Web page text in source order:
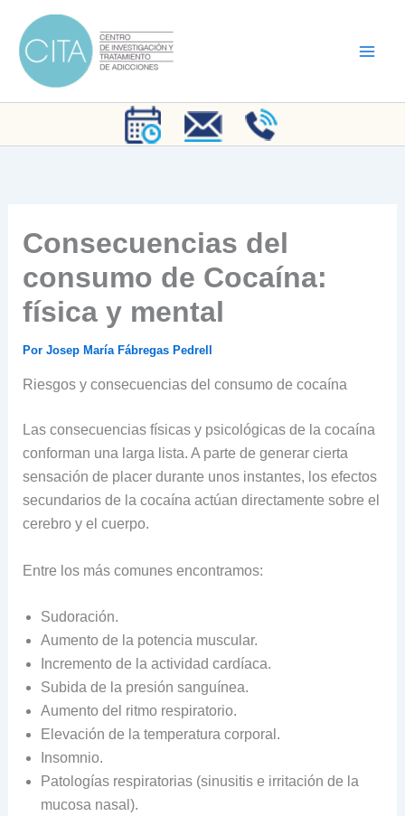
contenido
Consecuencias del
consumo de Cocaína:
física y mental
Por Josep María Fábregas Pedrell
Riesgos y consecuencias del consumo de cocaína
Las consecuencias físicas y psicológicas de la cocaína
conforman una larga lista. A parte de generar cierta
sensación de placer durante unos instantes, los efectos
secundarios de la cocaína actúan directamente sobre el
cerebro y el cuerpo.
Entre los más comunes encontramos:
Sudoración.
Aumento de la potencia muscular.
Incremento de la actividad cardíaca.
Subida de la presión sanguínea.
Aumento del ritmo respiratorio.
Elevación de la temperatura corporal.
Insomnio.
Patologías respiratorias (sinusitis e irritación de la
mucosa nasal).